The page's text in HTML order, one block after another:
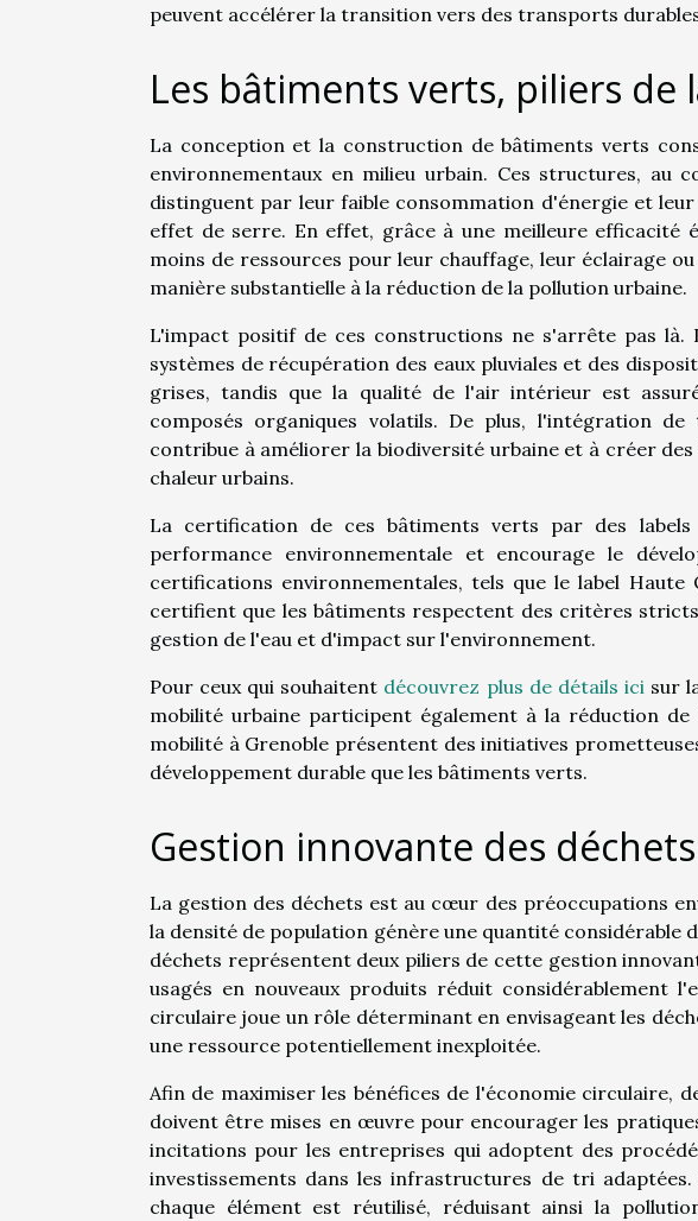
peuvent accélérer la transition vers des transports
Les bâtiments verts, piliers de
La conception et la construction de bâtiments verts
environnementaux en milieu urbain. Ces structures, au
distinguent par leur faible consommation d'énergie et
effet de serre. En effet, grâce à une meilleure efficacité
moins de ressources pour leur chauffage, leur éclairage
manière substantielle à la réduction de la pollution urbaine.
L'impact positif de ces constructions ne s'arrête pas là.
systèmes de récupération des eaux pluviales et des
grises, tandis que la qualité de l'air intérieur est
composés organiques volatils. De plus, l'intégration
contribue à améliorer la biodiversité urbaine et à créer
chaleur urbains.
La certification de ces bâtiments verts par des
performance environnementale et encourage le
certifications environnementales, tels que le label Haute
certifient que les bâtiments respectent des critères
gestion de l'eau et d'impact sur l'environnement.
Pour ceux qui souhaitent découvrez plus de détails ici sur
mobilité urbaine participent également à la réduction de
mobilité à Grenoble présentent des initiatives
développement durable que les bâtiments verts.
Gestion innovante des
La gestion des déchets est au cœur des préoccupations
la densité de population génère une quantité considérable
déchets représentent deux piliers de cette gestion
usagés en nouveaux produits réduit considérablement
circulaire joue un rôle déterminant en envisageant les
une ressource potentiellement inexploitée.
Afin de maximiser les bénéfices de l'économie circulaire,
doivent être mises en œuvre pour encourager les
incitations pour les entreprises qui adoptent des
investissements dans les infrastructures de tri
chaque élément est réutilisé, réduisant ainsi la